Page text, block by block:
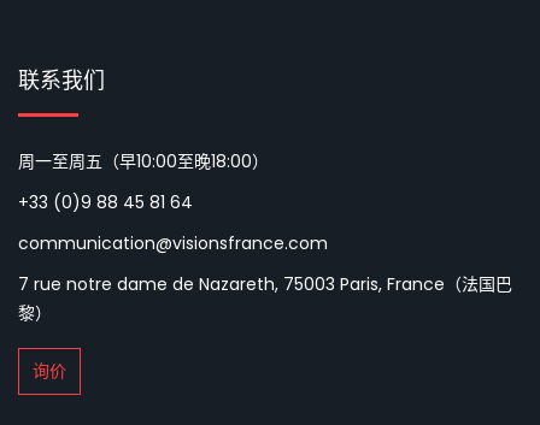
联系我们
周一至周五（早10:00至晚18:00）
+33 (0)9 88 45 81 64
communication@visionsfrance.com
7 rue notre dame de Nazareth, 75003 Paris, France（法国巴
黎）
询价